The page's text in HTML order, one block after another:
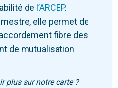
de l’ARCEP.
elle permet de
fibre des
de mutualisation
plus sur notre carte ?